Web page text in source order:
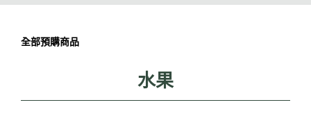
全部預購商品
水果